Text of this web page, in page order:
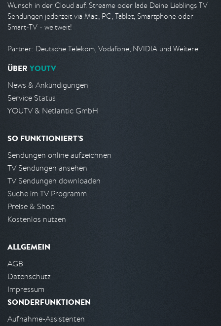
Wunsch in der Cloud auf. Streame oder lade Deine Lieblings TV
Sendungen jederzeit via Mac, PC, Tablet, Smartphone oder
Smart-TV - weltweit!
Partner: Deutsche Telekom, Vodafone, NVIDIA und Weitere.
ÜBER YOUTV
News & Ankündigungen
Service Status
YOUTV & Netlantic GmbH
SO FUNKTIONIERT'S
Sendungen online aufzeichnen
TV Sendungen ansehen
TV Sendungen downloaden
Suche im TV Programm
Preise & Shop
Kostenlos nutzen
ALLGEMEIN
AGB
Datenschutz
Impressum
SONDERFUNKTIONEN
Aufnahme-Assistenten